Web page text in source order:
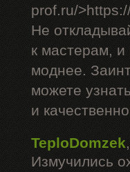
prof.ru/
Не
к мастерам,
моднее.
можете
и
TeploDomzek,
Измучились